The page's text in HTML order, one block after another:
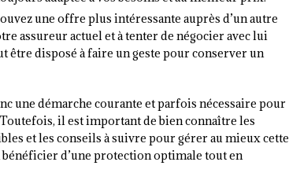
une offre plus intéressante auprès d’un autre
assureur actuel et à tenter de négocier avec lui
être disposé à faire un geste pour conserver un
une démarche courante et parfois nécessaire pour
il est important de bien connaître les
et les conseils à suivre pour gérer au mieux cette
d’une protection optimale tout en